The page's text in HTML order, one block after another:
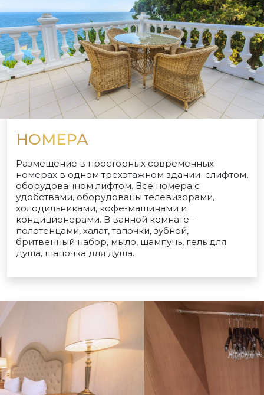
НОМЕРА
Размещение в просторных современных
номерах в одном трехэтажном здании слифтом,
оборудованном лифтом. Все номера с
удобствами, оборудованы телевизорами,
холодильниками, кофе-машинами и
кондиционерами. В ванной комнате -
полотенцами, халат, тапочки, зубной,
бритвенный набор, мыло, шампунь, гель для
душа, шапочка для душа.